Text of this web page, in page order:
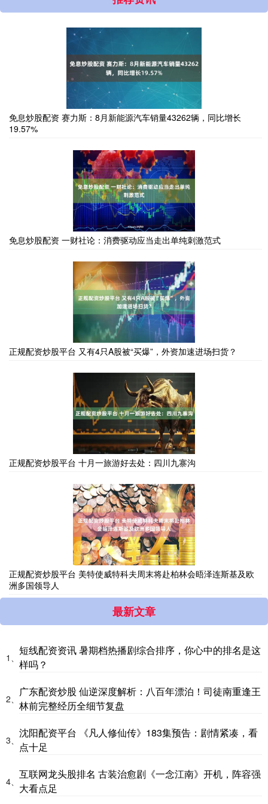
免息炒股配资 赛力斯：8月新能源汽车销量43262辆，同比增长
19.57%
免息炒股配资 一财社论：消费驱动应当走出单纯刺激范式
正规配资炒股平台 又有4只A股被“买爆”，外资加速进场扫货？
正规配资炒股平台 十月一旅游好去处：四川九寨沟
正规配资炒股平台 美特使威特科夫周末将赴柏林会晤泽连斯基及欧
洲多国领导人
最新文章
1、
短线配资资讯 暑期档热播剧综合排序，你心中的排名是这
样吗？
2、
广东配资炒股 仙逆深度解析：八百年漂泊！司徒南重逢王
林前完整经历全细节复盘
3、
沈阳配资平台 《凡人修仙传》183集预告：剧情紧凑，看
点十足
4、
互联网龙头股排名 古装治愈剧《一念江南》开机，阵容强
大看点足